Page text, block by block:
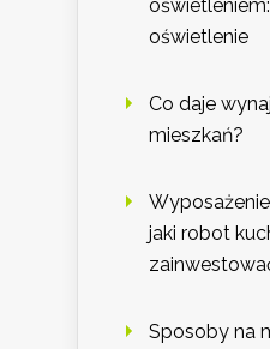
oświetlenie
Co daje
mieszkań?
jaki robot
Sposoby na